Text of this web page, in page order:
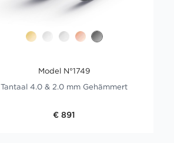
Model N°1749
Tantaal 4.0 & 2.0 mm Gehämmert
€ 891